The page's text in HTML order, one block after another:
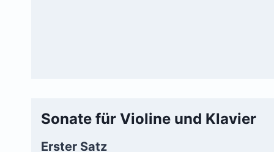
Sonate für Violine und Klavier
Erster Satz